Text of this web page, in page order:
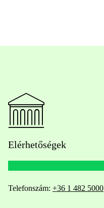
Elérhetőségek
Telefonszám: +36 1 482 5000